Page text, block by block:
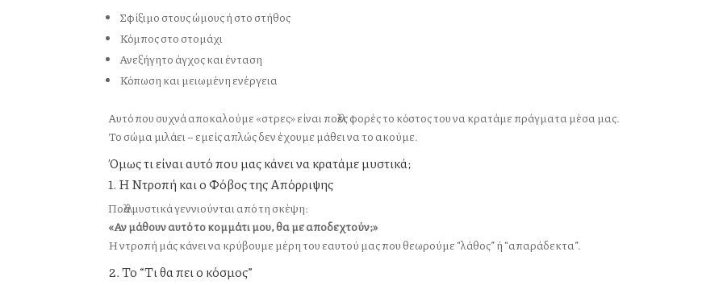
Σφίξιμο στους ώμους ή στο στήθος
Κόμπος στο στομάχι
Ανεξήγητο άγχος και ένταση
Κόπωση και μειωμένη ενέργεια
Αυτό που συχνά αποκαλούμε «στρες» είναι πολλές φορές το κόστος του να κρατάμε πράγματα μέσα μας.
Το σώμα μιλάει – εμείς απλώς δεν έχουμε μάθει να το ακούμε.
Όμως τι είναι αυτό που μας κάνει να κρατάμε μυστικά;
1. Η Ντροπή και ο Φόβος της Απόρριψης
Πολλά μυστικά γεννιούνται από τη σκέψη:
«Αν μάθουν αυτό το κομμάτι μου, θα με αποδεχτούν;»
Η ντροπή μάς κάνει να κρύβουμε μέρη του εαυτού μας που θεωρούμε “λάθος” ή “απαράδεκτα”.
2. Το “Τι θα πει ο κόσμος”